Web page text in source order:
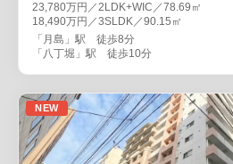
23,780万円／2LDK+WIC／78.69㎡
18,490万円／3SLDK／90.15㎡
「月島」駅 徒歩8分
「八丁堀」駅 徒歩10分
NEW